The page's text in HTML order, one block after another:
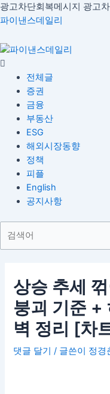
광고차단회복메시지 광고
파이낸스데일리
Menu
전체글
증권
금융
부동산
ESG
해외시장동향
정책
피플
English
공지사항
상승 추세
붕괴 기준 +
벽 정리 [차
댓글 달기 / 글쓴이 정경
글
비
이
션